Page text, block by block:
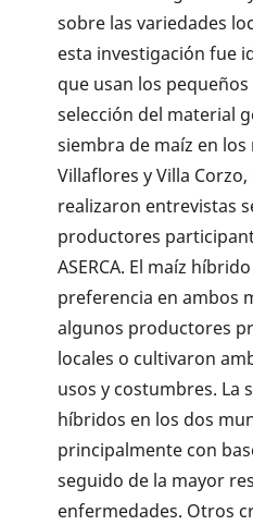
sobre las variedades
esta investigación fue
que usan los
selección del material
siembra de maíz en
Villaflores y Villa Corzo,
realizaron entrevistas
productores
ASERCA. El maíz
preferencia en ambos
algunos productores
locales o cultivaron
usos y costumbres. La
híbridos en los dos
principalmente con
seguido de la mayor
enfermedades. Otros